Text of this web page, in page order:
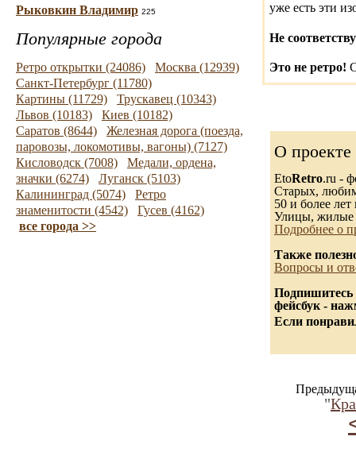
Рыковкин Владимир 225
Популярные города
Ретро открытки (24086)
Москва (12939)
Санкт-Петербург (11780)
Картины (11729)
Трускавец (10343)
Львов (10183)
Киев (10182)
Саратов (8644)
Железная дорога (поезда,
паровозы, локомотивы, вагоны) (7127)
Кисловодск (7008)
Медали, ордена,
значки (6274)
Луганск (5103)
Калининград (5074)
Ретро
знаменитости (4542)
Гусев (4162)
все города >>
уже есть эти
Не
Это не ретро!
О проекте
EtoRetro.ru -
Старых,
50 и более лет
Улицы, жилые
Подробнее о
Также
Вопросы и
Подпишитесь
фейсбук -
Если
"